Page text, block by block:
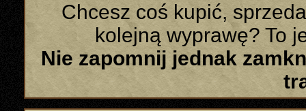
Chcesz coś kupić,
kolejną wyprawę? To
Nie zapomnij jednak